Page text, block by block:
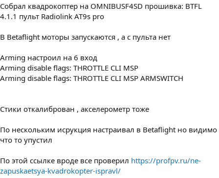
Собрал квадрокоптер на OMNIBUSF4SD прошивка: BTFL
4.1.1 пульт Radiolink AT9s pro
В Betaflight моторы запускаются , а с пульта нет
Arming настроил на 6 вход
Arming disable flags: THROTTLE CLI MSP
Arming disable flags: THROTTLE CLI MSP ARMSWITCH
Стики откалиброван , акселерометр тоже
По нескольким исрукция настраивал в Betaflight но видимо
что то упустил
По этой ссылке вроде все проверил https://profpv.ru/ne-
zapuskaetsya-kvadrokopter-ispravl/